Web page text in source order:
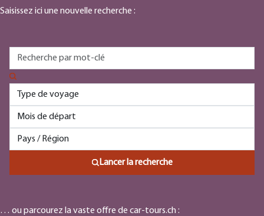
Saisissez ici une nouvelle recherche :
Lancer la recherche
… ou parcourez la vaste offre de car-tours.ch :